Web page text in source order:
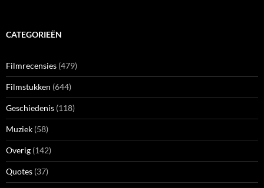
CATEGORIEËN
Filmrecensies (479)
Filmstukken (644)
Geschiedenis (118)
Muziek (58)
Overig (142)
Quotes (37)